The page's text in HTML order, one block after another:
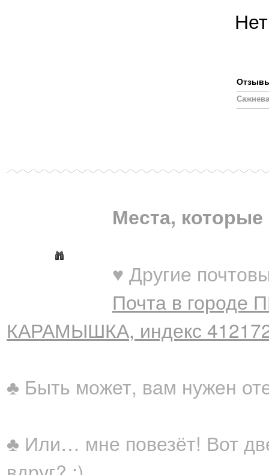
Места, которые
♥ Другие
Почта в городе
КАРАМЫШКА, индекс
♣ Быть может, вам нужен
♣ Или… мне повезёт! Вот